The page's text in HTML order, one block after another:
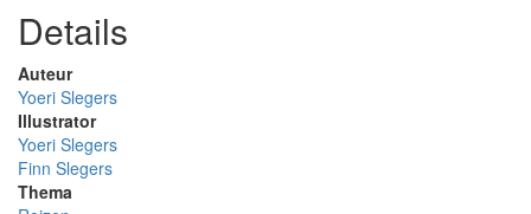
Details
Auteur
Yoeri Slegers
Illustrator
Yoeri Slegers
Finn Slegers
Thema